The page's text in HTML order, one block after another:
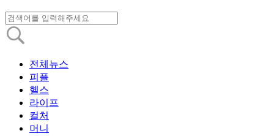
전체뉴스
피플
헬스
라이프
컬처
머니